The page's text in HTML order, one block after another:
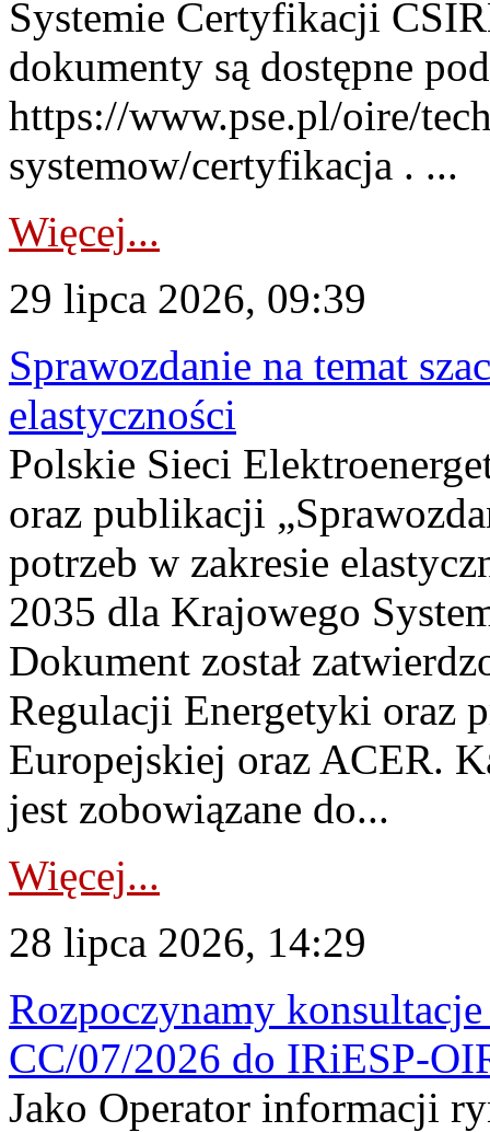
Systemie Certyfikacji
dokumenty są dostępne
https://www.pse.pl/oire/
systemow/certyfikacja . ...
Więcej...
29 lipca 2026, 09:39
Sprawozdanie na temat
elastyczności
Polskie Sieci
oraz publikacji
potrzeb w zakresie
2035 dla Krajowego
Dokument został
Regulacji Energetyki oraz
Europejskiej oraz ACER.
jest zobowiązane do...
Więcej...
28 lipca 2026, 14:29
Rozpoczynamy
CC/07/2026 do IRiESP-
Jako Operator informacji